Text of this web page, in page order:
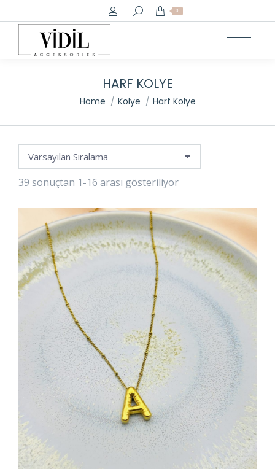
Search: 0
HARF KOLYE
You are here:
Home Kolye Harf Kolye
39 sonuçtan 1-16 arası gösteriliyor